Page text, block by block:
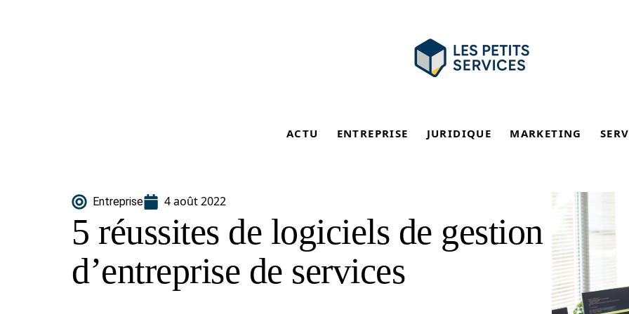
ACTU ENTREPRISE JURIDIQUE MARKETING
Entreprise 4 août 2022
5 réussites de logiciels de gestion
d’entreprise de services